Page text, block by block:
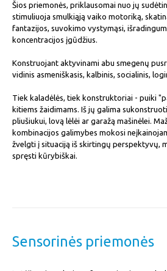
Šios priemonės, priklausomai nuo jų
stimuliuoja smulkiąją vaiko motoriką,
fantazijos, suvokimo vystymąsi,
koncentracijos įgūdžius.
Konstruojant aktyvinami abu smegenų
vidinis asmeniškasis, kalbinis, socialinis,
Tiek kaladėlės, tiek konstruktoriai - puiki
kitiems žaidimams. Iš jų galima
pliušiukui, lovą lėlėi ar garažą mašinėlei.
kombinacijos galimybes mokosi
žvelgti į situaciją iš skirtingų perspektyvų,
spręsti kūrybiškai.
Sensorinės priemonės